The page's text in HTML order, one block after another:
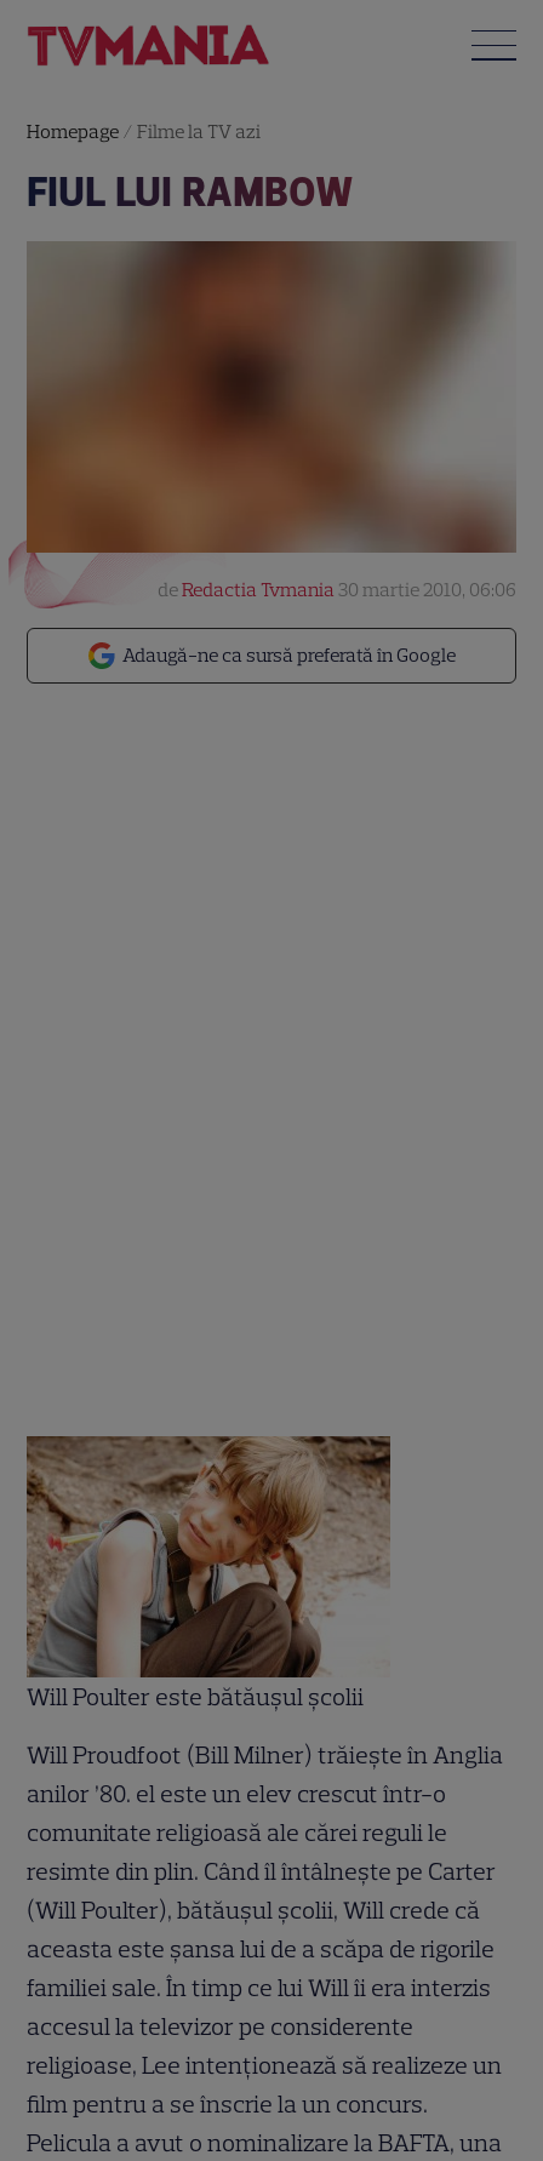
Homepage /Filme la TV azi
FIUL LUI RAMBOW
Adaugă-ne ca sursă preferată în Google
deRedactia Tvmania 30 martie 2010, 06:06
Will Poulter este bătăuşul şcolii
Will Proudfoot (Bill Milner) trăieşte în Anglia
anilor ’80. el este un elev crescut într-o
comunitate religioasă ale cărei reguli le
resimte din plin. Când îl întâlneşte pe Carter
(Will Poulter), bătăuşul şcolii, Will crede că
aceasta este şansa lui de a scăpa de rigorile
familiei sale. În timp ce lui Will îi era interzis
accesul la televizor pe considerente
religioase, Lee intenţionează să realizeze un
film pentru a se înscrie la un concurs.
Pelicula a avut o nominalizare la BAFTA, una